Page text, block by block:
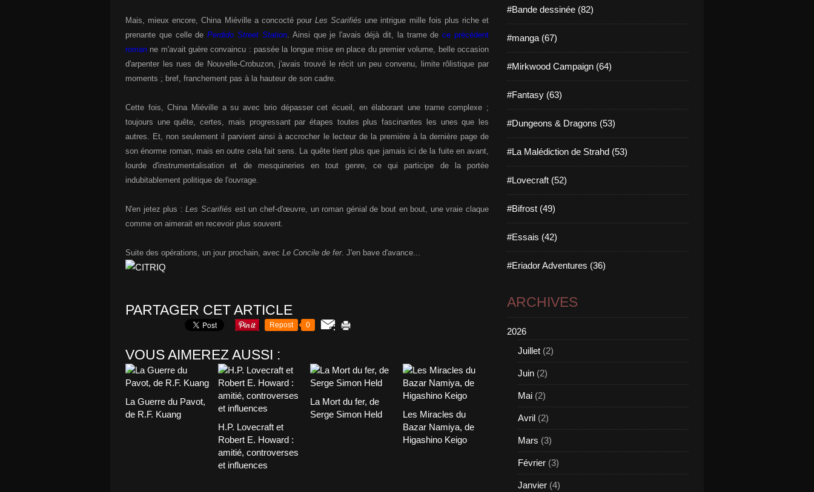
Mais, mieux encore, China Miéville a concocté pour Les Scarifiés une intrigue mille fois plus riche et
prenante que celle dePerdido Street Station. Ainsi que je l'avais déjà dit, la trame dece précédent
roman ne m'avait guère convaincu : passée la longue mise en place du premier volume, belle occasion
d'arpenter les rues de Nouvelle-Crobuzon, j'avais trouvé le récit un peu convenu, limite rôlistique par
moments ; bref, franchement pas à la hauteur de son cadre.
Cette fois, China Miéville a su avec brio dépasser cet écueil, en élaborant une trame complexe ;
toujours une quête, certes, mais progressant par étapes toutes plus fascinantes les unes que les
autres. Et, non seulement il parvient ainsi à accrocher le lecteur de la première à la dernière page de
son énorme roman, mais en outre cela fait sens. La quête tient plus que jamais ici de la fuite en avant,
lourde d'instrumentalisation et de mesquineries en tout genre, ce qui participe de la portée
indubitablement politique de l'ouvrage.
N'en jetez plus :Les Scarifiés est un chef-d'œuvre, un roman génial de bout en bout, une vraie claque
comme on aimerait en recevoir plus souvent.
Suite des opérations, un jour prochain, avec Le Concile de fer. J'en bave d'avance...
PARTAGER CET ARTICLE
Repost 0
VOUS AIMEREZ AUSSI :
La Guerre du Pavot,
de R.F. Kuang
H.P. Lovecraft et
Robert E. Howard :
amitié, controverses
et influences
La Mort du fer, de
Serge Simon Held
Les Miracles du
Bazar Namiya, de
Higashino Keigo
#Bande dessinée (82)
#manga (67)
#Mirkwood Campaign (64)
#Fantasy (63)
#Dungeons & Dragons (53)
#La Malédiction de Strahd (53)
#Lovecraft (52)
#Bifrost (49)
#Essais (42)
#Eriador Adventures (36)
ARCHIVES
2026
Juillet (2)
Juin (2)
Mai (2)
Avril (2)
Mars (3)
Février (3)
Janvier (4)